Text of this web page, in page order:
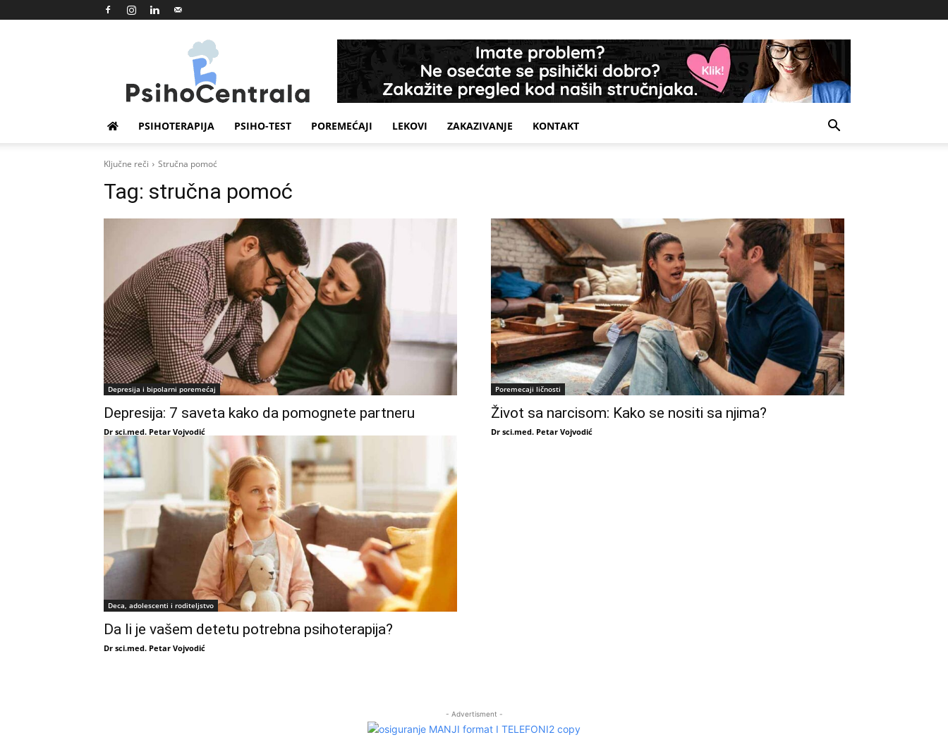
Psihocentrala
PSIHOTERAPIJA PSIHO-TEST POREMEĆAJI LEKOVI ZAKAZIVANJE KONTAKT
Ključne reči Stručna pomoć
Tag: stručna pomoć
Depresija i bipolarni poremećaj
Depresija: 7 saveta kako da pomognete partneru
Dr sci.med. Petar Vojvodić
Poremecaji ličnosti
Život sa narcisom: Kako se nositi sa njima?
Dr sci.med. Petar Vojvodić
Deca, adolescenti i roditeljstvo
Da li je vašem detetu potrebna psihoterapija?
Dr sci.med. Petar Vojvodić
- Advertisment -